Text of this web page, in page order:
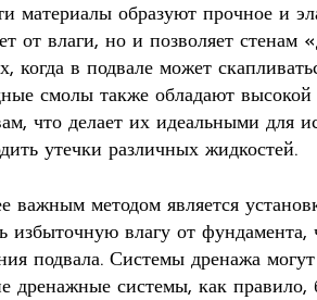
материалы образуют прочное и
от влаги, но и позволяет стенам
когда в подвале может
смолы также обладают
что делает их идеальными для
утечки различных жидкостей.
важным методом является
избыточную влагу от фундамента,
подвала. Системы дренажа
дренажные системы, как правило,